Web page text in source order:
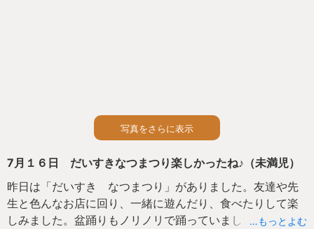
写真をさらに表示
7月１６日 だいすきなつまつり楽しかったね♪（未満児）
昨日は「だいすき なつまつり」がありました。友達や先
生と色んなお店に回り、一緒に遊んだり、食べたりして楽
しみました。盆踊りもノリノリで踊っていました♪お土産で
…もっとよむ